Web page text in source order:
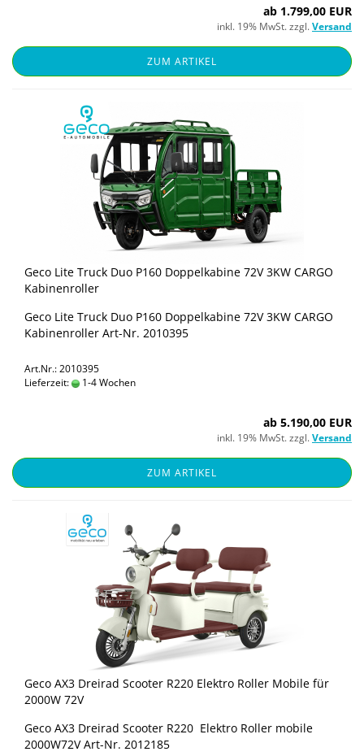
ab 1.799,00 EUR
inkl. 19% MwSt. zzgl.Versand
ZUM ARTIKEL
Geco Lite Truck Duo P160 Dop­pel­ka­bi­ne 72V 3KW CARGO
Ka­bi­nen­rol­ler
Geco Lite Truck Duo P160 Dop­pel­ka­bi­ne 72V 3KW CARGO
Ka­bi­nen­rol­ler Art-​Nr. 2010395
Art.Nr.: 2010395
Lieferzeit:
1-4 Wochen
ab 5.190,00 EUR
inkl. 19% MwSt. zzgl.Versand
ZUM ARTIKEL
Geco AX3 Drei­rad Scoo­ter R220 Elek­tro Rol­ler Mo­bi­le für
2000W 72V
Geco AX3 Drei­rad Scoo­ter R220 Elek­tro Rol­ler mo­bi­le
2000W72V Art-​Nr. 2012185